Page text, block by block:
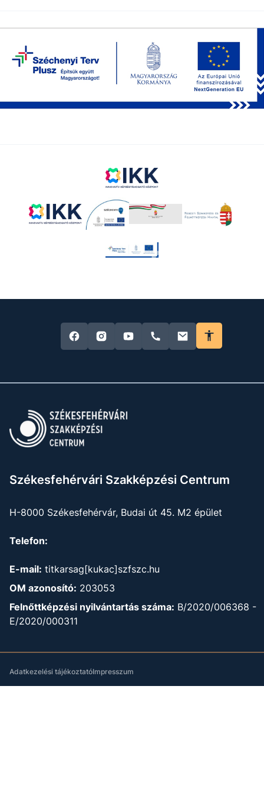
Székesfehérvári Szakképzési Centrum
H-8000 Székesfehérvár, Budai út 45. M2 épület
Telefon:
E-mail: titkarsag[kukac]szfszc.hu
OM azonosító: 203053
Felnőttképzési nyilvántartás száma: B/2020/006368 -
E/2020/000311
Adatkezelési tájékoztatóImpresszum